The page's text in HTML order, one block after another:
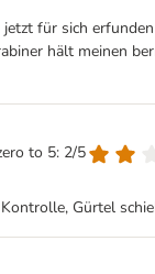
für sich
hält meinen
to 5: 2/5
Gürtel